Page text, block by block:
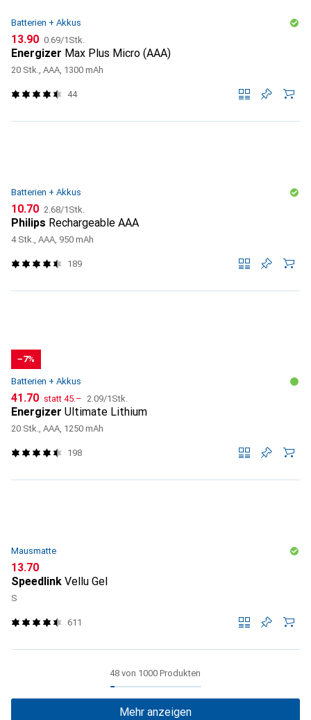
Batterien + Akkus
CHF
13.90 CHF
0.69/1Stk.
Energizer Max Plus Micro (AAA)
20 Stk., AAA, 1300 mAh
44
Batterien + Akkus
CHF
10.70 CHF
2.68/1Stk.
Philips Rechargeable AAA
4 Stk., AAA, 950 mAh
189
−7%
Batterien + Akkus
CHF
41.70 statt CHF
45.– CHF
2.09/1Stk.
Energizer Ultimate Lithium
20 Stk., AAA, 1250 mAh
198
Mausmatte
CHF
13.70
Speedlink Vellu Gel
S
611
48 von 1000 Produkten
Mehr anzeigen